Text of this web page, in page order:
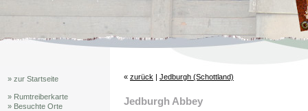
» zur Startseite
» Rumtreiberkarte
» Besuchte Orte
« zurück | Jedburgh (Schottland)
Jedburgh Abbey